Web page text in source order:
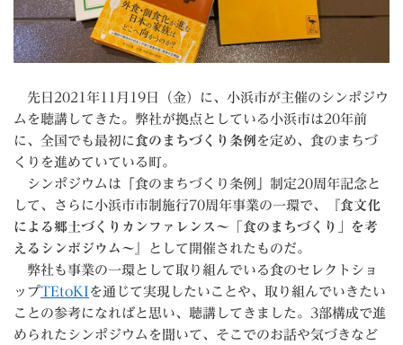
先日2021年11月19日（金）に、小浜市が主催のシンポジウ
ムを聴講してきた。弊社が拠点としている小浜市は20年前
に、全国でも最初に 食のまちづくり条例 を定め、食のまちづ
くりを進めていている町。
シンポジウムは「食のまちづくり条例」制定20周年記念と
して、さらに小浜市市制施行70周年事業の一環で、
『食文化
による郷土づくりカンファレンス～「食のまちづくり」を考
えるシンポジウム～』
として開催されたものだ。
弊社も事業の一環として取り組んでいる食のセレクトショ
ップTEtoKI を通じて実現したいことや、取り組んでいきたい
ことの参考になればと思い、聴講してきました。3部構成で進
められたシンポジウムを聞いて、そこでのお話や気づきなど